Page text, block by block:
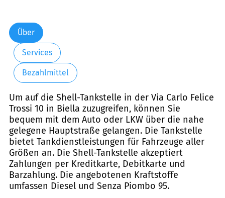
Über
Services
Bezahlmittel
Um auf die Shell-Tankstelle in der Via Carlo Felice
Trossi 10 in Biella zuzugreifen, können Sie
bequem mit dem Auto oder LKW über die nahe
gelegene Hauptstraße gelangen. Die Tankstelle
bietet Tankdienstleistungen für Fahrzeuge aller
Größen an. Die Shell-Tankstelle akzeptiert
Zahlungen per Kreditkarte, Debitkarte und
Barzahlung. Die angebotenen Kraftstoffe
umfassen Diesel und Senza Piombo 95.